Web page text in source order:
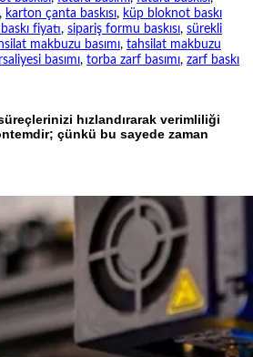
, karton çanta baskısı, küp bloknot baskı
fiyatı, sipariş formu baskısı, sürekli
makbuzu basımı, tahsilat makbuzu
basımı, torba zarf basımı, zarf baskı
hızlandırarak verimliliği
çünkü bu sayede zaman